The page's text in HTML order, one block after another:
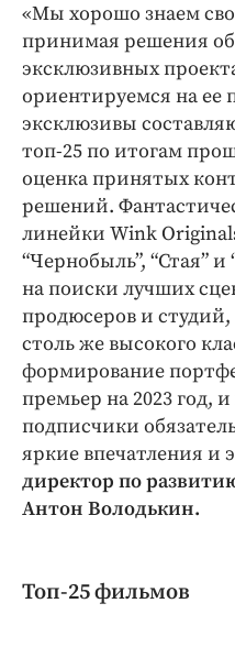
«Мы хорошо знаем
принимая решения
эксклюзивных
ориентируемся на
эксклюзивы
топ-25 по итогам
оценка принятых
решений.
линейки Wink
“Чернобыль”, “Стая” и
на поиски лучших
продюсеров и
столь же высокого
формирование
премьер на 2023 год,
подписчики
яркие впечатления
директор по
Антон Володькин.
Топ-25 фильмов